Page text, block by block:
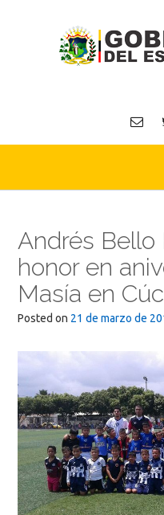
Andrés Bello
honor en
Masía en
Posted on 21 de marzo de